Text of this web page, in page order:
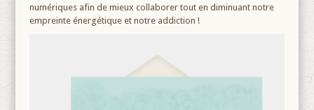
numériques afin de mieux collaborer tout en diminuant notre
empreinte énergétique et notre addiction !